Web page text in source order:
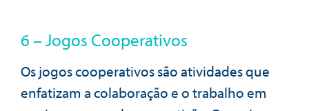
6 – Jogos Cooperativos
Os jogos cooperativos são atividades que
enfatizam a colaboração e o trabalho em